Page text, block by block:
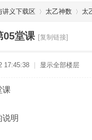
讲义下载区 太乙神数 太
05堂课 [复制链接]
17:45:38 显示全部楼层
课
说明